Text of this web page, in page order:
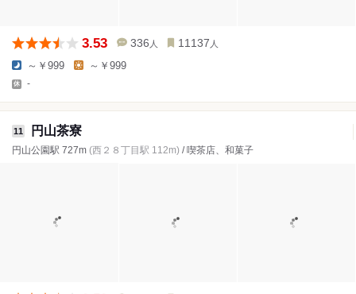
3.53 336 人 11137 人
～￥999 ～￥999
-
11 円山茶寮
円山公園駅 727m (西２８丁目駅 112m) / 喫茶店、和菓子